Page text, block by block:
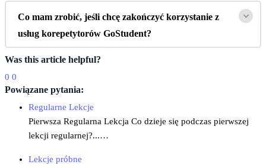
Co mam zrobić, jeśli chcę zakończyć korzystanie z
usług korepetytorów GoStudent?
Was this article helpful?
0 0
Powiązane pytania:
Regularne Lekcje
Pierwsza Regularna Lekcja Co dzieje się podczas pierwszej
lekcji regularnej?...…
Lekcje próbne